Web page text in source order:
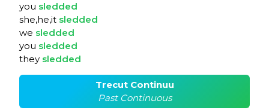
you sledded
she,he,it sledded
we sledded
you sledded
they sledded
Trecut Continuu
Past Continuous